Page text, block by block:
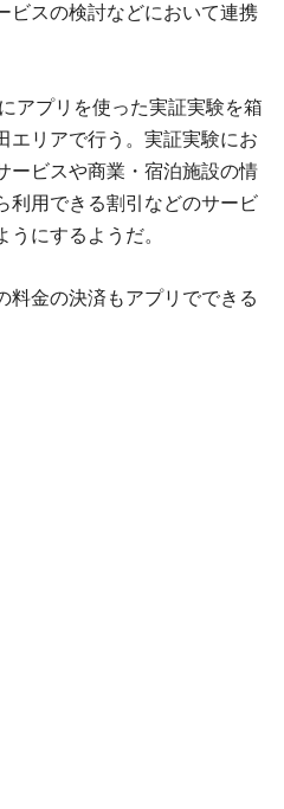
ビスの検討などにおいて連携
アプリを使った実証実験を箱
エリアで行う。実証実験にお
ービスや商業・宿泊施設の情
利用できる割引などのサービ
うにするようだ。
料金の決済もアプリでできる